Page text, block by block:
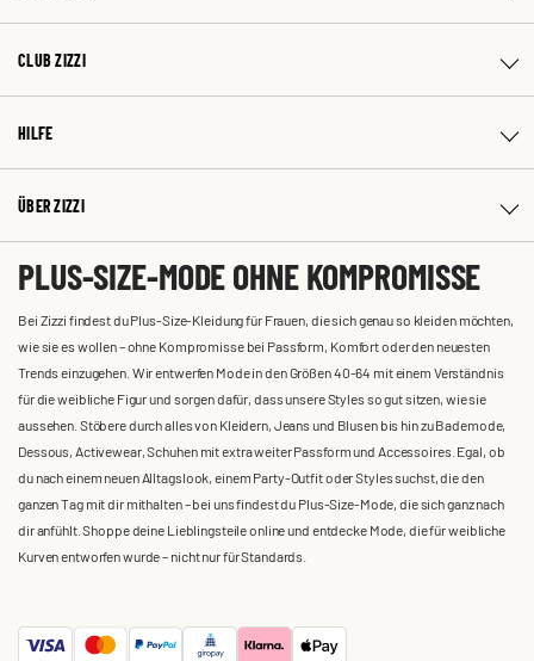
CLUB ZIZZI
HILFE
ÜBER ZIZZI
PLUS-SIZE-MODE OHNE KOMPROMISSE
Bei Zizzi findest du Plus-Size-Kleidung für Frauen, die sich genau so kleiden möchten,
wie sie es wollen – ohne Kompromisse bei Passform, Komfort oder den neuesten
Trends einzugehen. Wir entwerfen Mode in den Größen 40-64 mit einem Verständnis
für die weibliche Figur und sorgen dafür, dass unsere Styles so gut sitzen, wie sie
aussehen. Stöbere durch alles von Kleidern, Jeans und Blusen bis hin zu Bademode,
Dessous, Activewear, Schuhen mit extra weiter Passform und Accessoires. Egal, ob
du nach einem neuen Alltagslook, einem Party-Outfit oder Styles suchst, die den
ganzen Tag mit dir mithalten – bei uns findest du Plus-Size-Mode, die sich ganz nach
dir anfühlt. Shoppe deine Lieblingsteile online und entdecke Mode, die für weibliche
Kurven entworfen wurde – nicht nur für Standards.